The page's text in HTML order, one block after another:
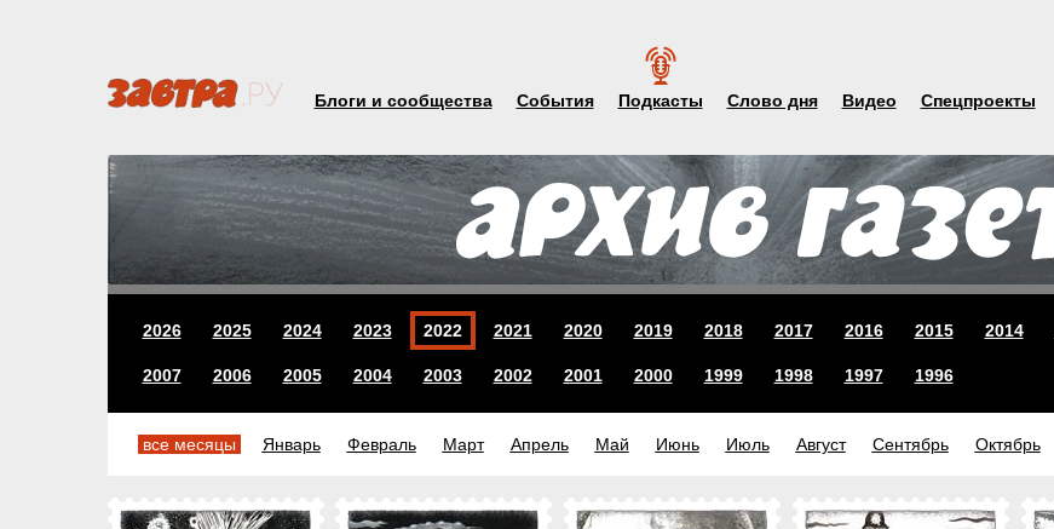
Блоги и сообщества События Подкасты Слово дня Видео Спецпроекты
2026 2025 2024 2023 2022 2021 2020 2019 2018 2017 2016 2015 2014
2007 2006 2005 2004 2003 2002 2001 2000 1999 1998 1997 1996
все месяцы Январь Февраль Март Апрель Май Июнь Июль Август Сентябрь Октябрь